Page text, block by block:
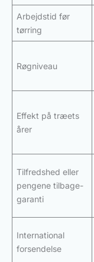
Arbejdstid før
tørring
Røgniveau
Effekt på træets
årer
Tilfredshed eller
pengene tilbage-
garanti
International
forsendelse